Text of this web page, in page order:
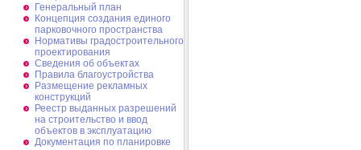
Генеральный план
Концепция создания единого
парковочного пространства
Нормативы градостроительного
проектирования
Сведения об объектах
Правила благоустройства
Размещение рекламных
конструкций
Реестр выданных разрешений
на строительство и ввод
объектов в эксплуатацию
Документация по планировке